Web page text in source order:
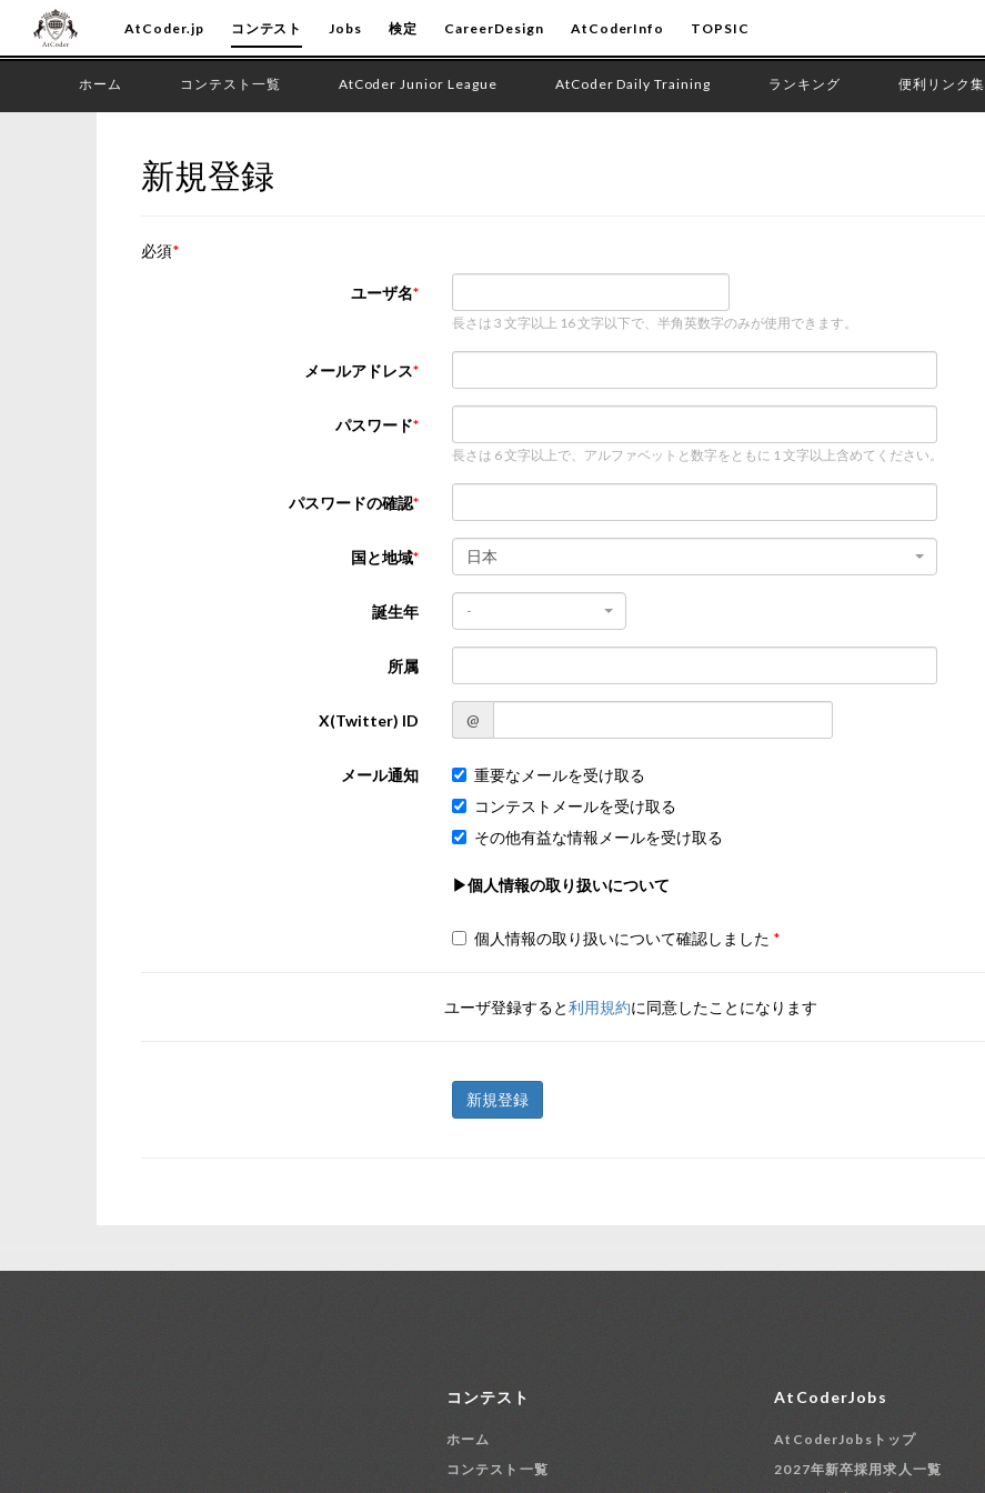
AtCoder.jp コンテスト Jobs 検定 CareerDesign AtCoderInfo TOPSIC
ホーム コンテスト一覧 AtCoder Junior League AtCoder Daily Training ランキング 便利リンク集
新規登録
必須
ユーザ名
長さは 3 文字以上 16 文字以下で、半角英数字のみが使用できます。
メールアドレス
パスワード
長さは 6 文字以上で、アルファベットと数字をともに 1 文字以上含めてください。
パスワードの確認
国と地域 日本
誕生年 -
所属
X(Twitter) ID @
メール通知
重要なメールを受け取る
コンテストメールを受け取る
その他有益な情報メールを受け取る
▶個人情報の取り扱いについて
個人情報の取り扱いについて確認しました
ユーザ登録すると利用規約に同意したことになります
新規登録
コンテスト
ホーム
コンテスト一覧
AtCoderJobs
AtCoderJobsトップ
2027年新卒採用求人一覧